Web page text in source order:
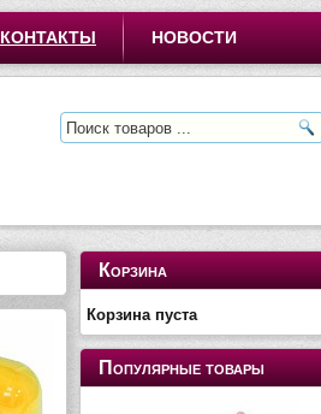
КОНТАКТЫ НОВОСТИ
Корзина
Корзина пуста
Популярные товары